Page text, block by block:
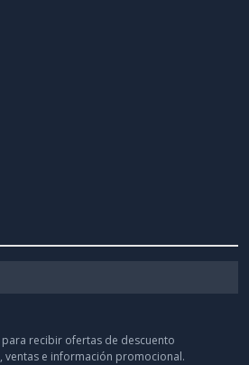
recibir ofertas de descuento
ventas e información promocional.